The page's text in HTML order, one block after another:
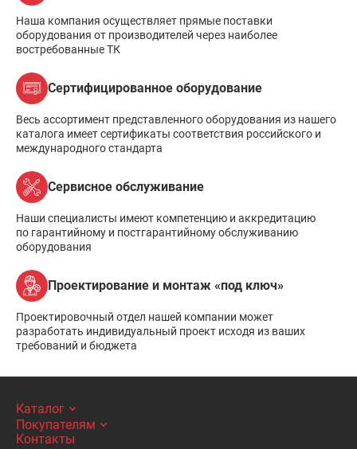
Наша компания осуществляет прямые поставки
оборудования от производителей через наиболее
востребованные ТК
Сертифицированное оборудование
Весь ассортимент представленного оборудования из нашего
каталога имеет сертификаты соответствия российского и
международного стандарта
Сервисное обслуживание
Наши специалисты имеют компетенцию и аккредитацию
по гарантийному и постгарантийному обслуживанию
оборудования
Проектирование и монтаж «под ключ»
Проектировочный отдел нашей компании может
разработать индивидуальный проект исходя из ваших
требований и бюджета
Каталог
Покупателям
Контакты